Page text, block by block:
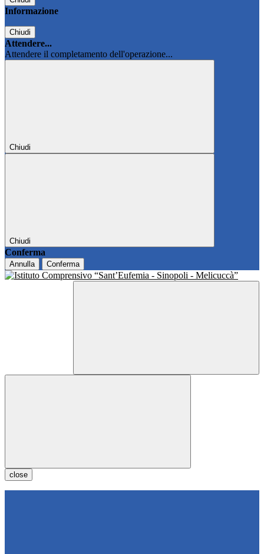
Informazione
Chiudi
Attendere...
Attendere il completamento dell'operazione...
Chiudi
Chiudi
Conferma
Annulla Conferma
close